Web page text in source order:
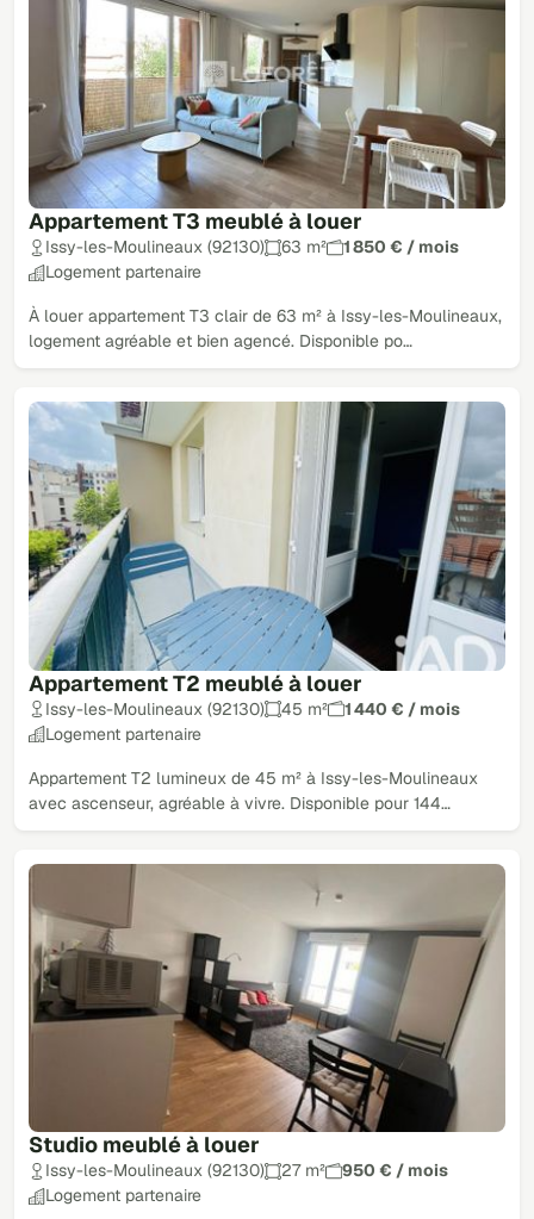
Appartement T3 meublé à louer
Issy-les-Moulineaux (92130) 63 m²
1 850 € / mois
Logement partenaire
À louer appartement T3 clair de 63 m² à Issy-les-Moulineaux,
logement agréable et bien agencé. Disponible po…
Appartement T2 meublé à louer
Issy-les-Moulineaux (92130) 45 m²
1 440 € / mois
Logement partenaire
Appartement T2 lumineux de 45 m² à Issy-les-Moulineaux
avec ascenseur, agréable à vivre. Disponible pour 144…
Studio meublé à louer
Issy-les-Moulineaux (92130) 27 m²
950 € / mois
Logement partenaire